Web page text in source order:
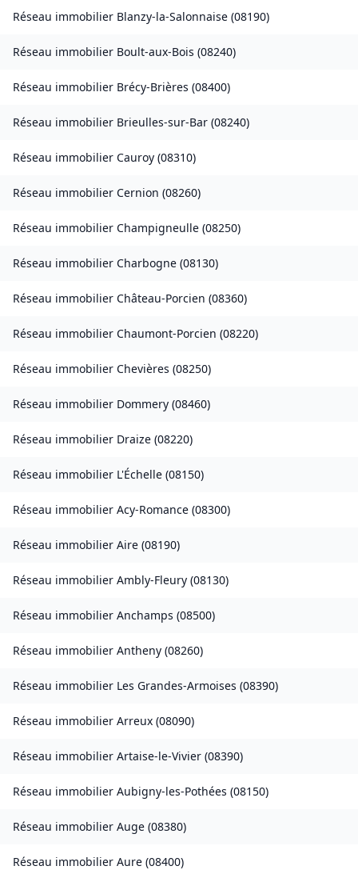
Réseau immobilier Blanzy-la-Salonnaise (08190)
Réseau immobilier Boult-aux-Bois (08240)
Réseau immobilier Brécy-Brières (08400)
Réseau immobilier Brieulles-sur-Bar (08240)
Réseau immobilier Cauroy (08310)
Réseau immobilier Cernion (08260)
Réseau immobilier Champigneulle (08250)
Réseau immobilier Charbogne (08130)
Réseau immobilier Château-Porcien (08360)
Réseau immobilier Chaumont-Porcien (08220)
Réseau immobilier Chevières (08250)
Réseau immobilier Dommery (08460)
Réseau immobilier Draize (08220)
Réseau immobilier L'Échelle (08150)
Réseau immobilier Acy-Romance (08300)
Réseau immobilier Aire (08190)
Réseau immobilier Ambly-Fleury (08130)
Réseau immobilier Anchamps (08500)
Réseau immobilier Antheny (08260)
Réseau immobilier Les Grandes-Armoises (08390)
Réseau immobilier Arreux (08090)
Réseau immobilier Artaise-le-Vivier (08390)
Réseau immobilier Aubigny-les-Pothées (08150)
Réseau immobilier Auge (08380)
Réseau immobilier Aure (08400)